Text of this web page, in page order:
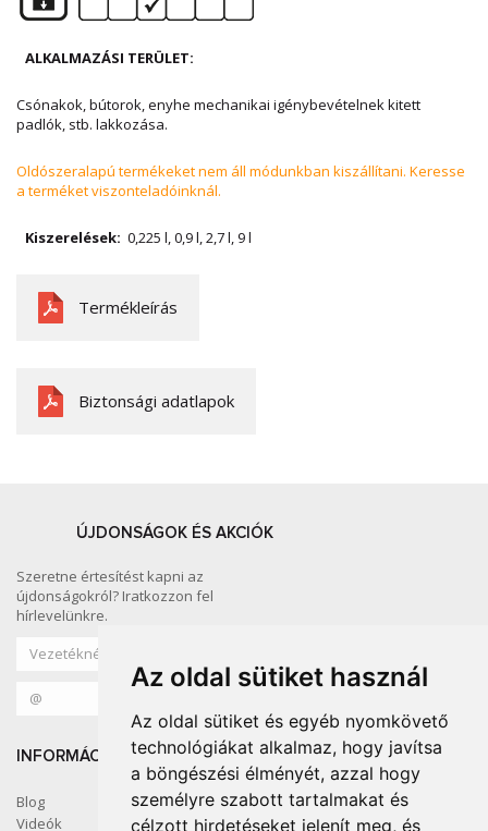
Az oldal sütiket használ
Az oldal sütiket és egyéb nyomkövető
technológiákat alkalmaz, hogy javítsa
a böngészési élményét, azzal hogy
személyre szabott tartalmakat és
célzott hirdetéseket jelenít meg, és
ALKALMAZÁSI TERÜLET:
Csónakok, bútorok, enyhe mechanikai igénybevételnek kitett
padlók, stb. lakkozása.
Oldószeralapú termékeket nem áll módunkban kiszállítani. Keresse
a terméket viszonteladóinknál.
Kiszerelések: 0,225 l, 0,9 l, 2,7 l, 9 l
Termékleírás
Biztonsági adatlapok
ÚJDONSÁGOK ÉS AKCIÓK
Szeretne értesítést kapni az
újdonságokról? Iratkozzon fel
hírlevelünkre.
INFORMÁCIÓ
Blog
Videók
KÖZÖSSÉGI MÉDIA